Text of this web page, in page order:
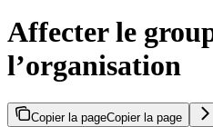
Affecter le
l’organisation
Copier la pageCopier la page